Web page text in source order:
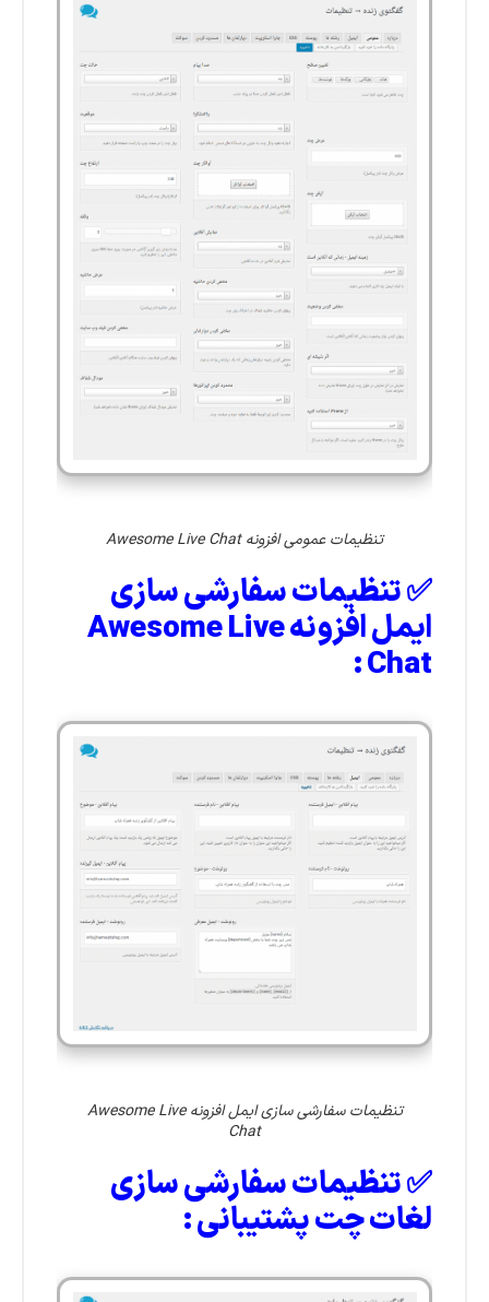
تنظیمات عمومی افزونه Awesome Live Chat
✅ تنظیمات سفارشی سازی
ایمل افزونه Awesome Live
Chat :
تنظیمات سفارشی سازی ایمل افزونه Awesome Live
Chat
✅ تنظیمات سفارشی سازی
لغات چت پشتیبانی :